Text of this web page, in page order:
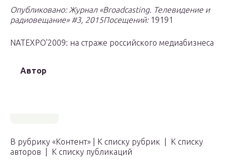
Опубликовано: Журнал «Broadcasting. Телевидение и
радиовещание» #3, 2015Посещений: 19191
NATEXPO’2009: на страже российского медиабизнеса
Автор
В рубрику «Контент» | К списку рубрик | К списку
авторов | К списку публикаций